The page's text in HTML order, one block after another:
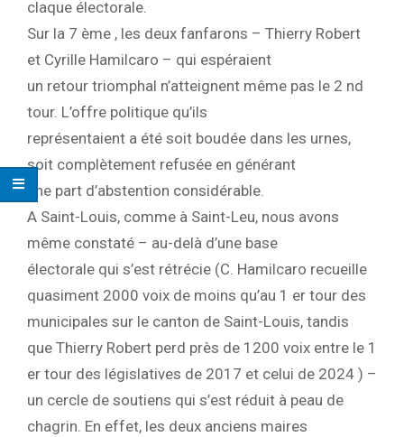
claque électorale.
Sur la 7 ème , les deux fanfarons – Thierry Robert
et Cyrille Hamilcaro – qui espéraient
un retour triomphal n’atteignent même pas le 2 nd
tour. L’offre politique qu’ils
représentaient a été soit boudée dans les urnes,
soit complètement refusée en générant
une part d’abstention considérable.
A Saint-Louis, comme à Saint-Leu, nous avons
même constaté – au-delà d’une base
électorale qui s’est rétrécie (C. Hamilcaro recueille
quasiment 2000 voix de moins qu’au 1 er tour des
municipales sur le canton de Saint-Louis, tandis
que Thierry Robert perd près de 1200 voix entre le 1
er tour des législatives de 2017 et celui de 2024 ) –
un cercle de soutiens qui s’est réduit à peau de
chagrin. En effet, les deux anciens maires